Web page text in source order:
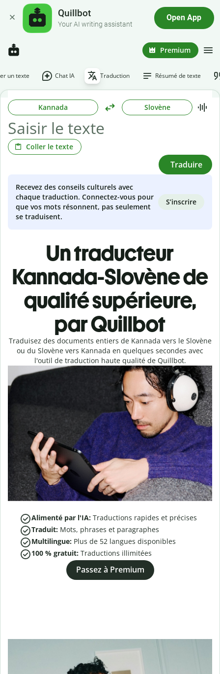
Quillbot
Your AI writing assistant
Open App
Premium
un texte Chat IA Traduction Résumé de texte
Kannada Slovène
Coller le texte
Traduire
Recevez des conseils culturels avec
chaque traduction. Connectez-vous pour
que vos mots résonnent, pas seulement
se traduisent.
S’inscrire
Un traducteur
Kannada-Slovène de
qualité supérieure,
par Quillbot
Traduisez des documents entiers de Kannada vers le Slovène
ou du Slovène vers Kannada en quelques secondes avec
l'outil de traduction haute qualité de Quillbot.
Alimenté par l'IA: Traductions rapides et précises
Traduit: Mots, phrases et paragraphes
Multilingue: Plus de 52 langues disponibles
100 % gratuit: Traductions illimitées
Passez à Premium